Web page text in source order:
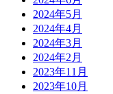
2024年5月
2024年4月
2024年3月
2024年2月
2023年11月
2023年10月